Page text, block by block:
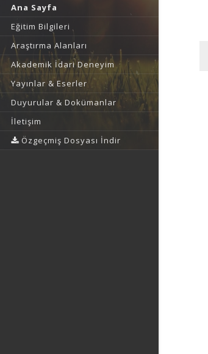
Ana Sayfa
Eğitim Bilgileri
Araştırma Alanları
Akademik İdari Deneyim
Yayınlar & Eserler
Duyurular & Dokümanlar
İletişim
Özgeçmiş Dosyası İndir